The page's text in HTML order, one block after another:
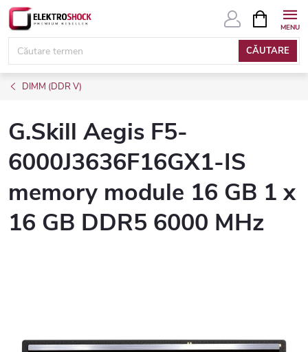
Treci
conținut
CĂUTARE
COŞ
DE
DIMM (DDR V)
G.Skill Aegis F5-
6000J3636F16GX1-IS
memory module 16 GB 1 x
16 GB DDR5 6000 MHz